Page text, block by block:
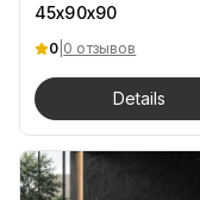
45х90х90
0 0 отзывов
Details